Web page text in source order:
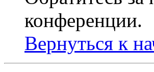
конференции.
Вернуться к